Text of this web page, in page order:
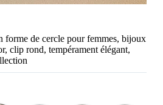
forme de cercle pour femmes, bijoux
clip rond, tempérament élégant,